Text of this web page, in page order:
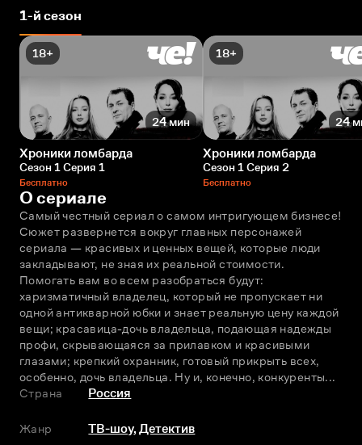
1-й сезон
18+
24 мин
Хроники ломбарда
Сезон 1 Серия 1
Бесплатно
18+
24
Хроники ломбарда
Сезон 1 Серия 2
Бесплатно
О сериале
Самый честный сериал о самом интригующем бизнесе!
Сюжет развернется вокруг главных персонажей
сериала — красивых и ценных вещей, которые люди
закладывают, не зная их реальной стоимости.
Помогать вам во всем разобраться будут:
харизматичный владелец, который не пропускает ни
одной антикварной юбки и знает реальную цену каждой
вещи; красавица-дочь владельца, подающая надежды
профи, скрывающаяся за прилавком и красивыми
глазами; крепкий охранник, готовый прикрыть всех,
особенно, дочь владельца. Ну и, конечно, конкуренты...
Страна
Россия
Жанр ТВ-шоу,Детектив